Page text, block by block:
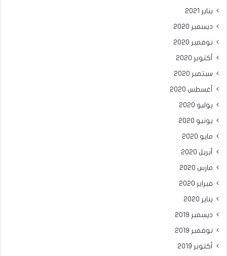
يناير 2021
ديسمبر 2020
نوفمبر 2020
أكتوبر 2020
سبتمبر 2020
أغسطس 2020
يوليو 2020
يونيو 2020
مايو 2020
أبريل 2020
مارس 2020
فبراير 2020
يناير 2020
ديسمبر 2019
نوفمبر 2019
أكتوبر 2019